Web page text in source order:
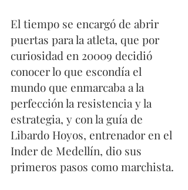
El tiempo se encargó de abrir
puertas para la atleta, que por
curiosidad en 20009 decidió
conocer lo que escondía el
mundo que enmarcaba a la
perfección la resistencia y la
estrategia, y con la guía de
Libardo Hoyos, entrenador en el
Inder de Medellín, dio sus
primeros pasos como marchista.